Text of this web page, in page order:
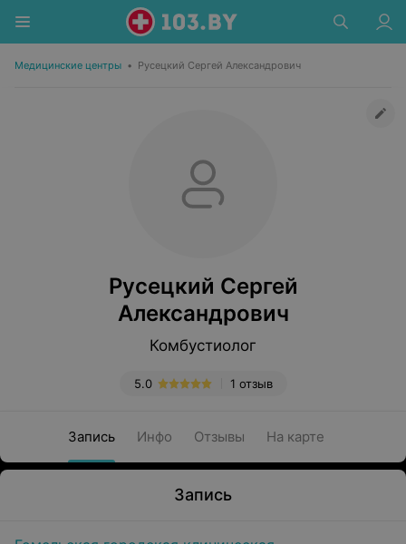
Медицинские центры • Русецкий Сергей Александрович
Русецкий Сергей
Александрович
Комбустиолог
1 отзыв
5.0
Запись Инфо Отзывы На карте
Запись